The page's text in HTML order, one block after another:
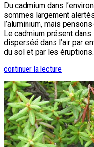
Du cadmium dans
sommes largement
l’aluminium, mais
Le cadmium présent
disperséé dans l’air par
du sol et par les
continuer la lecture